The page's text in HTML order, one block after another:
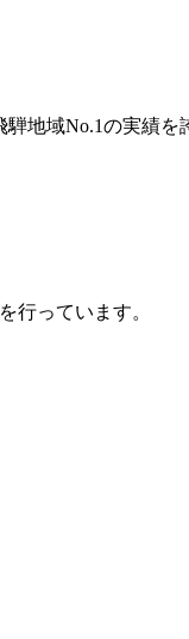
地域No.1の実績を
行っています。